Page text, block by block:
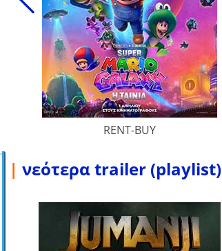
RENT-BUY
| νεότερα trailer (playlist)